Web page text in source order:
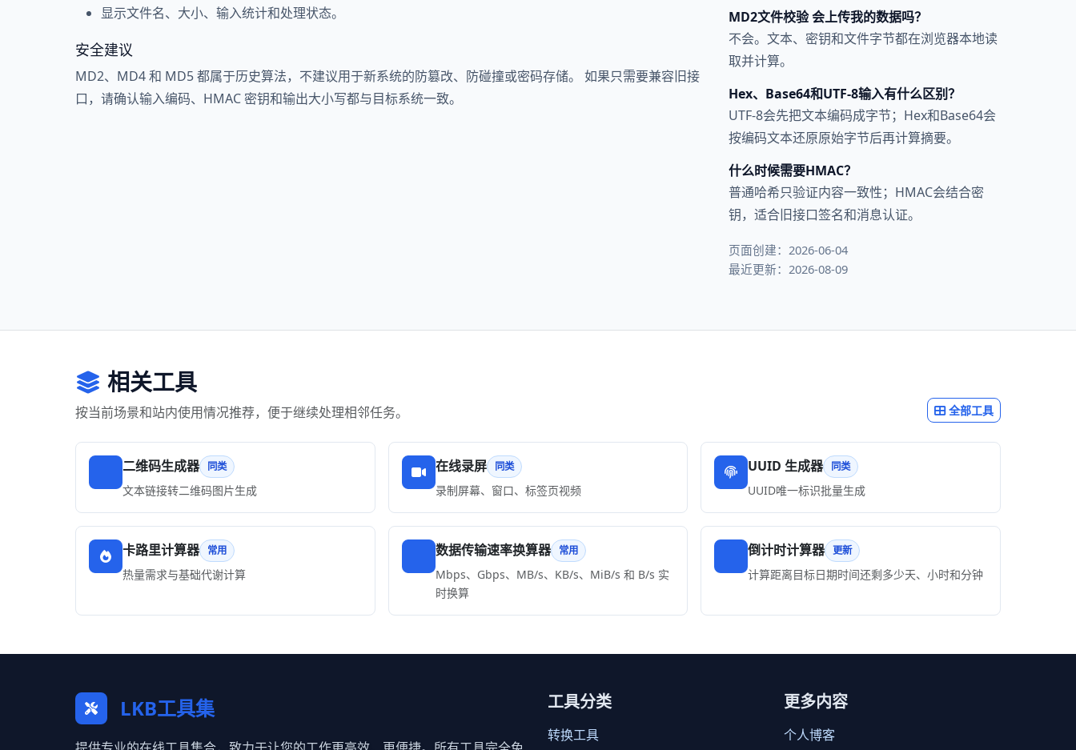
显示文件名、大小、输入统计和处理状态。
安全建议
MD2、MD4 和 MD5 都属于历史算法，不建议用于新系统的防篡改、防碰撞或密码存储。 如果只需要兼容旧接
口，请确认输入编码、HMAC 密钥和输出大小写都与目标系统一致。
MD2文件校验 会上传我的数据吗？
不会。文本、密钥和文件字节都在浏览器本地读
取并计算。
Hex、Base64和UTF-8输入有什么区别？
UTF-8会先把文本编码成字节；Hex和Base64会
按编码文本还原原始字节后再计算摘要。
什么时候需要HMAC？
普通哈希只验证内容一致性；HMAC会结合密
钥，适合旧接口签名和消息认证。
页面创建：2026-06-04
最近更新：2026-08-09
相关工具
按当前场景和站内使用情况推荐，便于继续处理相邻任务。 全部工具
二维码生成器 同类
文本链接转二维码图片生成
在线录屏 同类
录制屏幕、窗口、标签页视频
UUID 生成器 同类
UUID唯一标识批量生成
卡路里计算器 常用
热量需求与基础代谢计算
数据传输速率换算器 常用
Mbps、Gbps、MB/s、KB/s、MiB/s 和 B/s 实
时换算
倒计时计算器 更新
计算距离目标日期时间还剩多少天、小时和分钟
LKB工具集 工具分类
转换工具
更多内容
个人博客